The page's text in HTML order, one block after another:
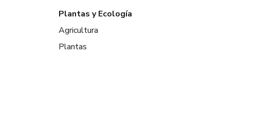
Plantas y Ecología
Agricultura
Plantas